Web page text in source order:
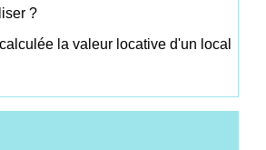
?
la valeur locative d'un local